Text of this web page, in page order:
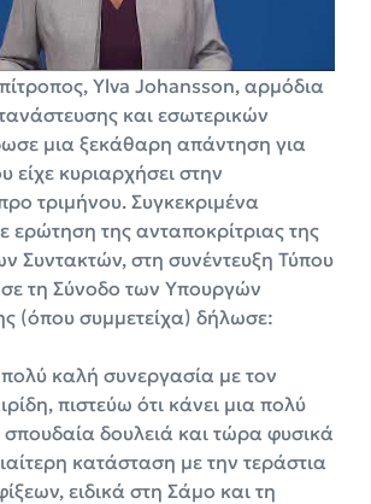
Ylva Johansson, αρμόδια
και εσωτερικών
μια ξεκάθαρη απάντηση για
είχε κυριαρχήσει στην
τριμήνου. Συγκεκριμένα
ερώτηση της ανταποκρίτριας της
Συντακτών, στη συνέντευξη Τύπου
τη Σύνοδο των Υπουργών
(όπου συμμετείχα) δήλωσε:
πολύ καλή συνεργασία με τον
πιστεύω ότι κάνει μια πολύ
σπουδαία δουλειά και τώρα φυσικά
κατάσταση με την τεράστια
ειδικά στη Σάμο και τη